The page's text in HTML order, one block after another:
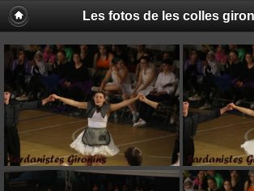
Les fotos de les colles